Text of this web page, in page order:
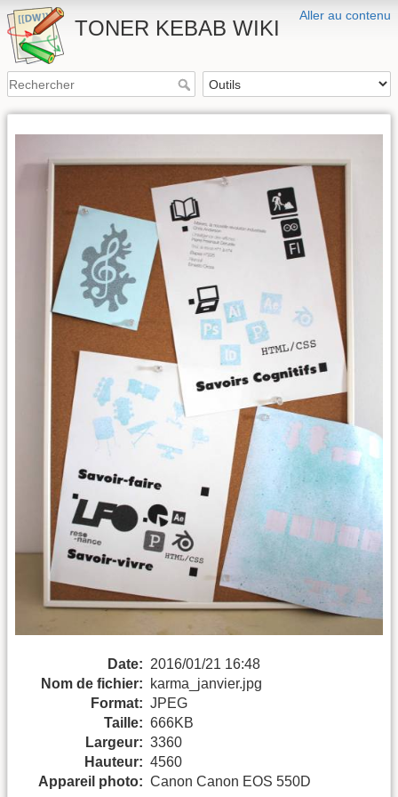
Aller au contenu
TONER KEBAB WIKI
Date: 2016/01/21 16:48
Nom de fichier:
karma_janvier.jpg
Format: JPEG
Taille: 666KB
Largeur: 3360
Hauteur: 4560
Appareil photo: Canon Canon EOS 550D